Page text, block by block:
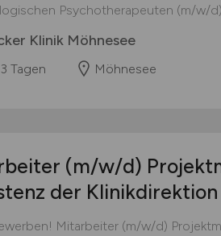
Psychotherapeuten (m/w/d)
Klinik Möhnesee
Tagen Möhnesee
(m/w/d)
der Klinikdirektion
Mitarbeiter (m/w/d)